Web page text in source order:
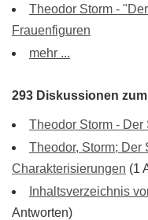
Theodor Storm -
Frauenfiguren
mehr ...
293 Diskussionen
Theodor Storm - Der
Theodor, Storm; Der
Charakterisierungen (1
Inhaltsverzeichnis
Antworten)